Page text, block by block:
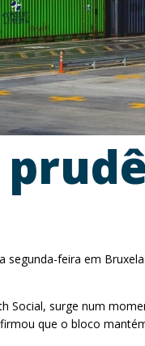
feira em
Social, surge num
que o bloco